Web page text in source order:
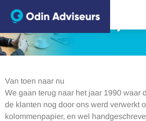
boekhouder begint
verdwijnen
Van toen naar nu
We gaan terug naar het jaar 1990 waar
de klanten nog door ons werd verwerkt
kolommenpapier, en wel